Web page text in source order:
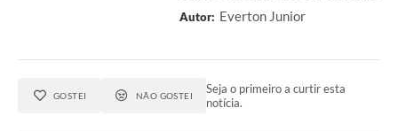
Autor: Everton Junior
GOSTEI NÃO GOSTEI
Seja o primeiro a curtir esta
notícia.